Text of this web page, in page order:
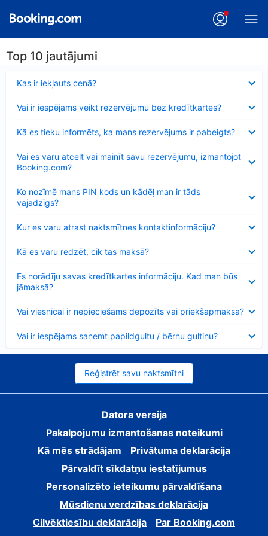
Top 10 jautājumi
Kas ir iekļauts cenā?
Vai ir iespējams veikt rezervējumu bez kredītkartes?
Kā es tieku informēts, ka mans rezervējums ir pabeigts?
Vai es varu atcelt vai mainīt savu rezervējumu, izmantojot
Booking.com?
Ko nozīmē mans PIN kods un kādēļ man ir tāds
vajadzīgs?
Kur es varu atrast naktsmītnes kontaktinformāciju?
Kā es varu redzēt, cik tas maksā?
Es norādīju savas kredītkartes informāciju. Kad man būs
jāmaksā?
Vai viesnīcai ir nepieciešams depozīts vai priekšapmaksa?
Vai ir iespējams saņemt papildgultu / bērnu gultiņu?
Reģistrēt savu naktsmītni
Datora versija
Pakalpojumu izmantošanas noteikumi
Kā mēs strādājam
Privātuma deklarācija
Pārvaldīt sīkdatņu iestatījumus
Personalizēto ieteikumu pārvaldīšana
Mūsdienu verdzības deklarācija
Cilvēktiesību deklarācija
Par Booking.com